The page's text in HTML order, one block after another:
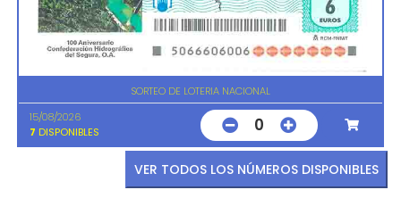
SORTEO DE LOTERIA NACIONAL
15/08/2026
7 DISPONIBLES 0
VER TODOS LOS NÚMEROS DISPONIBLES